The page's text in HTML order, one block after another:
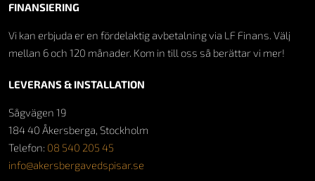
FINANSIERING
Vi kan erbjuda er en fördelaktig avbetalning via LF Finans. Välj
mellan 6 och 120 månader. Kom in till oss så berättar vi mer!
LEVERANS & INSTALLATION
Sågvägen 19
184 40 Åkersberga, Stockholm
Telefon: 08 540 205 45
info@akersbergavedspisar.se